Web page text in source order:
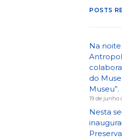
POSTS
Na
do
Museu”.
19 de junho
Nesta